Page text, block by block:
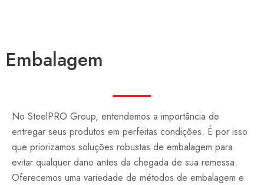
Embalagem
No SteelPRO Group, entendemos a importância de
entregar seus produtos em perfeitas condições. É por isso
que priorizamos soluções robustas de embalagem para
evitar qualquer dano antes da chegada de sua remessa.
Oferecemos uma variedade de métodos de embalagem e